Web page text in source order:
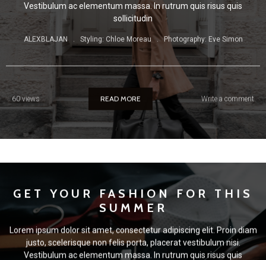
Vestibulum ac elementum massa. In rutrum quis risus quis
sollicitudin
ALEXBLAJAN . Styling: Chloe Moreau . Photography: Eve Simon
60 views READ MORE Write a comment
GET YOUR FASHION FOR THIS
SUMMER
Lorem ipsum dolor sit amet, consectetur adipiscing elit. Proin diam
justo, scelerisque non felis porta, placerat vestibulum nisi.
Vestibulum ac elementum massa. In rutrum quis risus quis